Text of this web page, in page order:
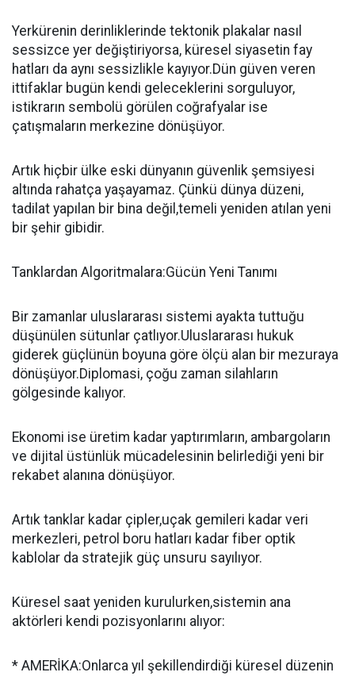
Yerkürenin derinliklerinde tektonik plakalar nasıl
sessizce yer değiştiriyorsa, küresel siyasetin fay
hatları da aynı sessizlikle kayıyor.Dün güven veren
ittifaklar bugün kendi geleceklerini sorguluyor,
istikrarın sembolü görülen coğrafyalar ise
çatışmaların merkezine dönüşüyor.
Artık hiçbir ülke eski dünyanın güvenlik şemsiyesi
altında rahatça yaşayamaz. Çünkü dünya düzeni,
tadilat yapılan bir bina değil,temeli yeniden atılan yeni
bir şehir gibidir.
Tanklardan Algoritmalara:Gücün Yeni Tanımı
Bir zamanlar uluslararası sistemi ayakta tuttuğu
düşünülen sütunlar çatlıyor.Uluslararası hukuk
giderek güçlünün boyuna göre ölçü alan bir mezuraya
dönüşüyor.Diplomasi, çoğu zaman silahların
gölgesinde kalıyor.
Ekonomi ise üretim kadar yaptırımların, ambargoların
ve dijital üstünlük mücadelesinin belirlediği yeni bir
rekabet alanına dönüşüyor.
Artık tanklar kadar çipler,uçak gemileri kadar veri
merkezleri, petrol boru hatları kadar fiber optik
kablolar da stratejik güç unsuru sayılıyor.
Küresel saat yeniden kurulurken,sistemin ana
aktörleri kendi pozisyonlarını alıyor:
* AMERİKA:Onlarca yıl şekillendirdiği küresel düzenin